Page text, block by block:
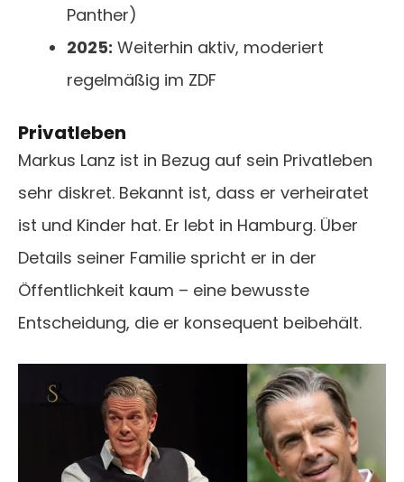
Panther)
2025: Weiterhin aktiv, moderiert
regelmäßig im ZDF
Privatleben
Markus Lanz ist in Bezug auf sein Privatleben
sehr diskret. Bekannt ist, dass er verheiratet
ist und Kinder hat. Er lebt in Hamburg. Über
Details seiner Familie spricht er in der
Öffentlichkeit kaum – eine bewusste
Entscheidung, die er konsequent beibehält.